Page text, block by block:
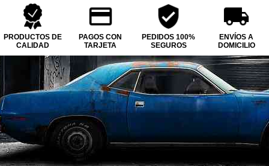
PRODUCTOS DE
CALIDAD
PAGOS CON
TARJETA
PEDIDOS 100%
SEGUROS
ENVÍOS A
DOMICILIO